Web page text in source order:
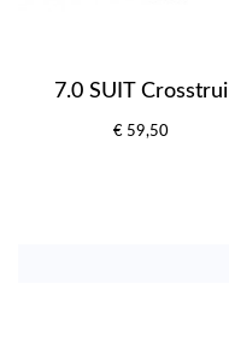
7.0 SUIT Crosstrui
€ 59,50